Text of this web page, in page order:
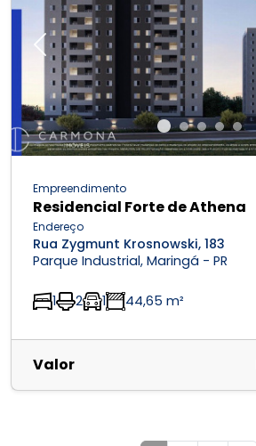
Previous
Empreendimento
Residencial Forte de Athena
Endereço
Rua Zygmunt Krosnowski, 183
Parque Industrial, Maringá - PR
1 2 1 44,65 m²
Valor